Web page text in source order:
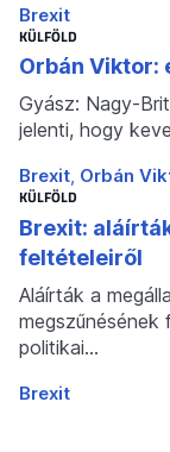
Brexit
KÜLFÖLD
Orbán Viktor:
Gyász: Nagy-
jelenti, hogy
Brexit Orbán
KÜLFÖLD
Brexit:
feltételeiről
Aláírták a
megszűnésének
politikai…
Brexit